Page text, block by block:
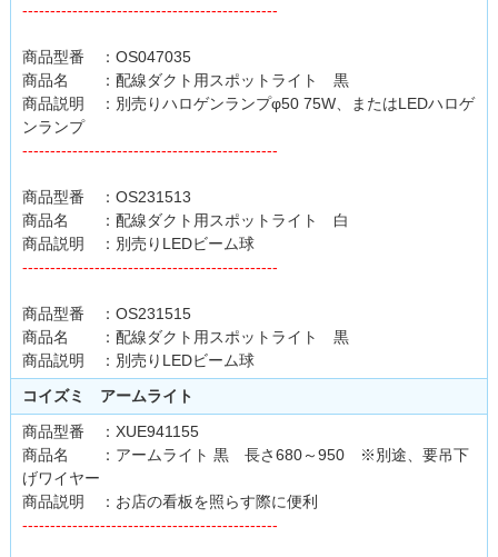
----------------------------------------------
商品型番 ：OS047035
商品名 ：配線ダクト用スポットライト 黒
商品説明 ：別売りハロゲンランプφ50 75W、またはLEDハロゲ
ンランプ
----------------------------------------------
商品型番 ：OS231513
商品名 ：配線ダクト用スポットライト 白
商品説明 ：別売りLEDビーム球
----------------------------------------------
商品型番 ：OS231515
商品名 ：配線ダクト用スポットライト 黒
商品説明 ：別売りLEDビーム球
コイズミ アームライト
商品型番 ：XUE941155
商品名 ：アームライト 黒 長さ680～950 ※別途、要吊下
げワイヤー
商品説明 ：お店の看板を照らす際に便利
----------------------------------------------